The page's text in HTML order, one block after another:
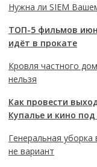
Нужна ли SIEM
ТОП-5 фильмов
идёт в прокате
Кровля частного
нельзя
Как провести
Купалье и кино
Генеральная
не вариант